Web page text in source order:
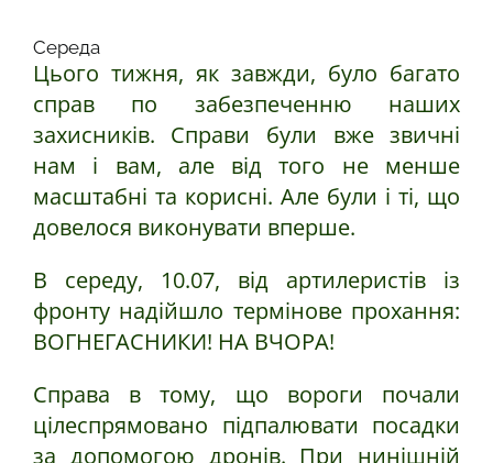
Середа
Цього тижня, як завжди, було багато
справ по забезпеченню наших
захисників. Справи були вже звичні
нам і вам, але від того не менше
масштабні та корисні. Але були і ті, що
довелося виконувати вперше.
В середу, 10.07, від артилеристів із
фронту надійшло термінове прохання:
ВОГНЕГАСНИКИ! НА ВЧОРА!
Справа в тому, що вороги почали
цілеспрямовано підпалювати посадки
за допомогою дронів. При нинішній